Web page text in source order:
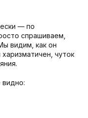
— по
спрашиваем,
видим, как он
чуток
видно: